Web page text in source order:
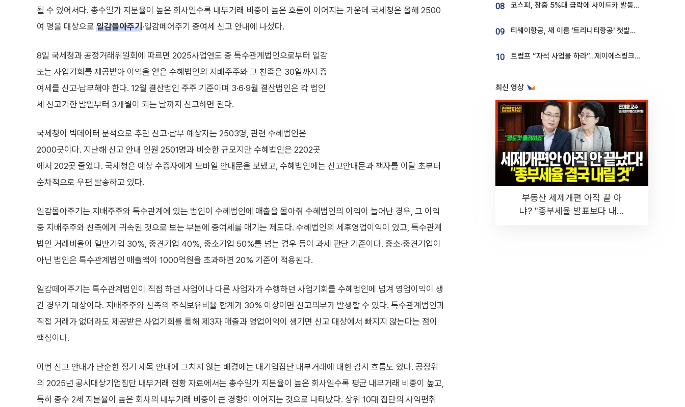
될 수 있어서다. 총수일가 지분율이 높은 회사일수록 내부거래 비중이 높은 흐름이 이어지는 가운데 국세청은 올해 2500
여 명을 대상으로 일감몰아주기·일감떼어주기 증여세 신고 안내에 나섰다.
8일 국세청과 공정거래위원회에 따르면 2025사업연도 중 특수관계법인으로부터 일감
또는 사업기회를 제공받아 이익을 얻은 수혜법인의 지배주주와 그 친족은 30일까지 증
여세를 신고·납부해야 한다. 12월 결산법인 주주 기준이며 3·6·9월 결산법인은 각 법인
세 신고기한 말일부터 3개월이 되는 날까지 신고하면 된다.
국세청이 빅데이터 분석으로 추린 신고·납부 예상자는 2503명, 관련 수혜법인은
2000곳이다. 지난해 신고 안내 인원 2501명과 비슷한 규모지만 수혜법인은 2202곳
에서 202곳 줄었다. 국세청은 예상 수증자에게 모바일 안내문을 보냈고, 수혜법인에는 신고안내문과 책자를 이달 초부터
순차적으로 우편 발송하고 있다.
일감몰아주기는 지배주주와 특수관계에 있는 법인이 수혜법인에 매출을 몰아줘 수혜법인의 이익이 늘어난 경우, 그 이익
중 지배주주와 친족에게 귀속된 것으로 보는 부분에 증여세를 매기는 제도다. 수혜법인의 세후영업이익이 있고, 특수관계
법인 거래비율이 일반기업 30%, 중견기업 40%, 중소기업 50%를 넘는 경우 등이 과세 판단 기준이다. 중소·중견기업이
아닌 법인은 특수관계법인 매출액이 1000억원을 초과하면 20% 기준이 적용된다.
일감떼어주기는 특수관계법인이 직접 하던 사업이나 다른 사업자가 수행하던 사업기회를 수혜법인에 넘겨 영업이익이 생
긴 경우가 대상이다. 지배주주와 친족의 주식보유비율 합계가 30% 이상이면 신고의무가 발생할 수 있다. 특수관계법인과
직접 거래가 없더라도 제공받은 사업기회를 통해 제3자 매출과 영업이익이 생기면 신고 대상에서 빠지지 않는다는 점이
핵심이다.
이번 신고 안내가 단순한 정기 세목 안내에 그치지 않는 배경에는 대기업집단 내부거래에 대한 감시 흐름도 있다. 공정위
의 2025년 공시대상기업집단 내부거래 현황 자료에서는 총수일가 지분율이 높은 회사일수록 평균 내부거래 비중이 높고,
특히 총수 2세 지분율이 높은 회사의 내부거래 비중이 큰 경향이 이어지는 것으로 나타났다. 상위 10대 집단의 사익편취
08 코스피, 장중 5%대 급락에 사이드카 발동…삼성·SK 동반 폭락
09 티웨이항공, 새 이름 '트리니티항공' 첫발…SSC 전략 본격화
10 트럼프 “자석 사업을 하라”…제이에스링크, 비중국 영구자석 공급망 구축 속도
최신 영상
부동산 세제개편 아직 끝 아
냐? "종부세율 발표보다 내릴